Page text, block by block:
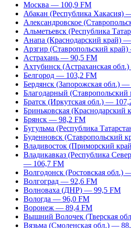
Москва — 100,9 FM
Абакан (Республика Хакасия)
Александровское
Альметьевск (Республика
Анапа (Краснодарский край)
Арзгир (Ставропольский
Астрахань — 90,5 FM
Ахтубинск (Астраханская
Белгород — 103,2 FM
Бердянск (Запорожская обл.)
Благодарный
Братск (Иркутская обл.) —
Бриньковская (Краснодарский
Брянск — 98,2 FM
Бугульма (Республика
Буденновск (Ставропольский
Владивосток (Приморский
Владикавказ (Республика
— 106,7 FM
Волгодонск (Ростовская обл.)
Волгоград — 92,6 FM
Волноваха (ДНР) — 99,5 FM
Вологда — 96,0 FM
Воронеж — 89,4 FM
Вышний Волочек (Тверская
Вязьма (Смоленская обл.) —